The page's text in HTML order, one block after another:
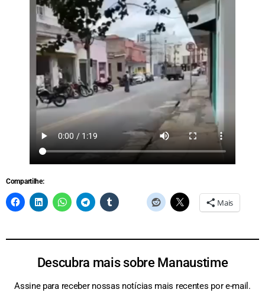
Compartilhe:
Mais
Descubra mais sobre Manaustime
Assine para receber nossas notícias mais recentes por e-mail.